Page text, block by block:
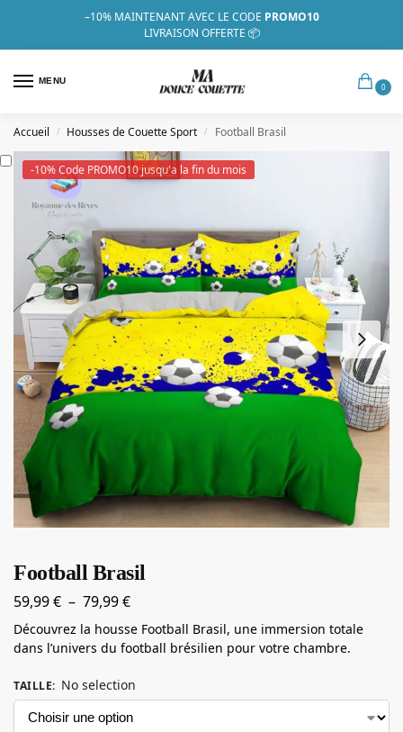
–10% MAINTENANT AVEC LE CODE PROMO10
LIVRAISON OFFERTE 📦
MENU
0
Accueil / Housses de Couette Sport / Football Brasil
-10% Code PROMO10 jusqu'a la fin du mois
Football Brasil
59,99€ – 79,99€
Découvrez la housse Football Brasil, une immersion totale
dans l’univers du football brésilien pour votre chambre.
TAILLE: No selection